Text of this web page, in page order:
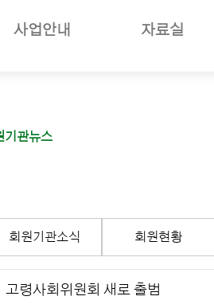
사업안내
등급판정기준및절차안내
자료실
서식자료
도서자료
기타자료
기관회원관리
기관뉴스
회원기관소식 회원현황
고령사회위원회 새로 출범